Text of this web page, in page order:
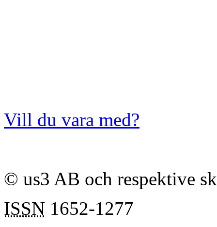
Vill du vara med?
© us3 AB och respektive
ISSN 1652-1277